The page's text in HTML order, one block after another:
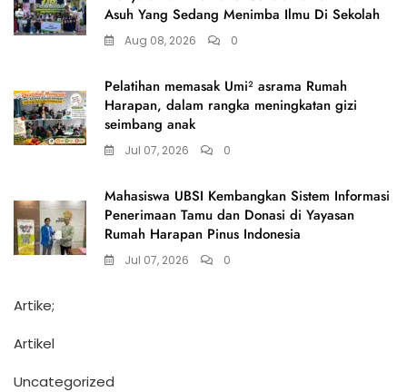
Asuh Yang Sedang Menimba Ilmu Di Sekolah
Aug 08, 2026 0
Pelatihan memasak Umi² asrama Rumah
Harapan, dalam rangka meningkatan gizi
seimbang anak
Jul 07, 2026 0
Mahasiswa UBSI Kembangkan Sistem Informasi
Penerimaan Tamu dan Donasi di Yayasan
Rumah Harapan Pinus Indonesia
Jul 07, 2026 0
Artike;
Artikel
Uncategorized